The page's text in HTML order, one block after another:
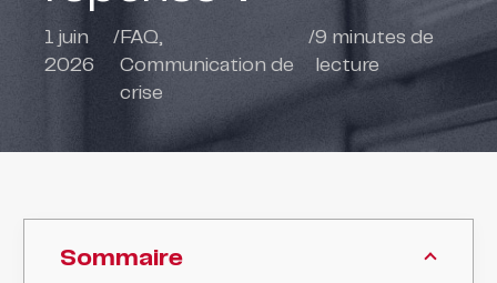
1 juin
2026
/FAQ,
Communication de
crise
/9 minutes de
lecture
Sommaire